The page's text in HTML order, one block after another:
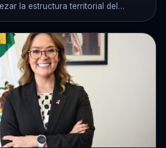
la estructura territorial del